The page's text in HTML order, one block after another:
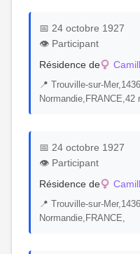
📅 24 octobre 1927
👁️ Participant
Résidence de
📍 Trouville-sur-
Normandie,FRANCE,42
📅 24 octobre 1927
👁️ Participant
Résidence de
📍 Trouville-sur-
Normandie,FRANCE,